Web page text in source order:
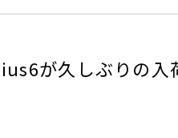
が久しぶりの入